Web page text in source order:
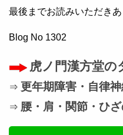
最後までお読みいただきあ
Blog No 1302
虎ノ門漢方堂の
⇒ 更年期障害・自律
⇒ 腰・肩・関節・ひ